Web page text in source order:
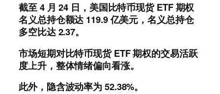
截至 4 月 24 日，美国比特币现货 ETF 期权
名义总持仓额达 119.9 亿美元，名义总持仓
多空比达 2.37。
市场短期对比特币现货 ETF 期权的交易活跃
度上升，整体情绪偏向看涨。
此外，隐含波动率为 52.38%。